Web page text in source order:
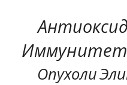
Иммунитет
Опухоли